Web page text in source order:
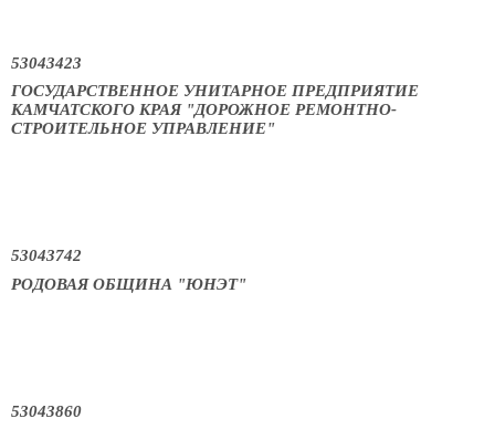
53043423
ГОСУДАРСТВЕННОЕ УНИТАРНОЕ ПРЕДПРИЯТИЕ
КАМЧАТСКОГО КРАЯ "ДОРОЖНОЕ РЕМОНТНО-
СТРОИТЕЛЬНОЕ УПРАВЛЕНИЕ"
53043742
РОДОВАЯ ОБЩИНА "ЮНЭТ"
53043860